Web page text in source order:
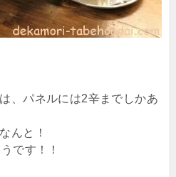
、パネルには2辛までしかあ
んと！
です！！